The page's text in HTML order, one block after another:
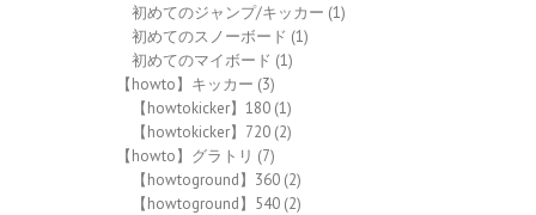
初めてのジャンプ/キッカー (1)
初めてのスノーボード (1)
初めてのマイボード (1)
【howto】キッカー (3)
【howtokicker】180 (1)
【howtokicker】720 (2)
【howto】グラトリ (7)
【howtoground】360 (2)
【howtoground】540 (2)